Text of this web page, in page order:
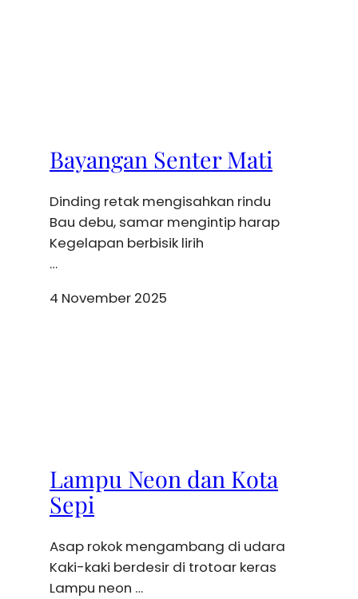
Bayangan Senter Mati
Dinding retak mengisahkan rindu
Bau debu, samar mengintip harap
Kegelapan berbisik lirih
…
4 November 2025
Lampu Neon dan Kota
Sepi
Asap rokok mengambang di udara
Kaki-kaki berdesir di trotoar keras
Lampu neon …